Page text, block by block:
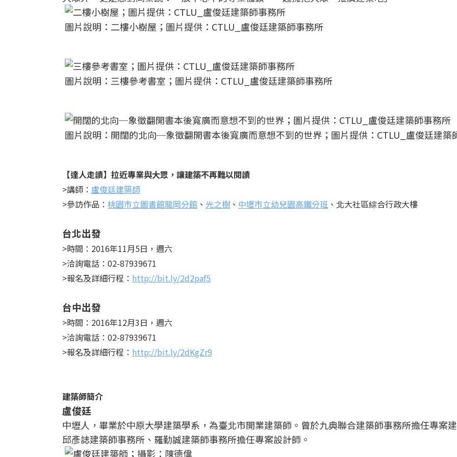
圖片說明：二樓小樹屋；圖片提供：CTLU_盧俊廷建築師事務所
圖片說明：三樓參考書室；圖片提供：CTLU_盧俊廷建築師事務所
圖片說明：開闊的北向─象徵翻開書本後寬廣而意想不到的世界；圖片提供：CTLU_盧俊廷建築
【達人走讀】拉近專業與大眾，讓建築不再難以閱讀
>講師： 盧俊廷建築師
>參訪作品： 桃園市立圖書館龍岡分館 、 光之樹 、 中壢市立幼兒園高鐵分班 、北大社區綜合行政大樓
台北出發
>時間：2016年11月5日，週六
>洽詢電話：02-87939671
>報名及詳細行程： http://bit.ly/2d2paf5
台中出發
>時間：2016年12月3日，週六
>洽詢電話：02-87939671
>報名及詳細行程： http://bit.ly/2dKgZr9
建築師簡介
盧俊廷
中壢人，畢業於中原大學建築學系，為臺北市開業建築師。曾於九典聯合建築師事務所擔任專案
邱彥誌建築師事務所、羅勤誠建築師事務所擔任專案設計師。